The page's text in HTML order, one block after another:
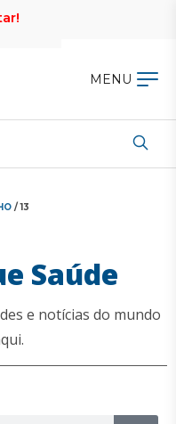
MENU
/ 13
Saúde
e notícias do mundo